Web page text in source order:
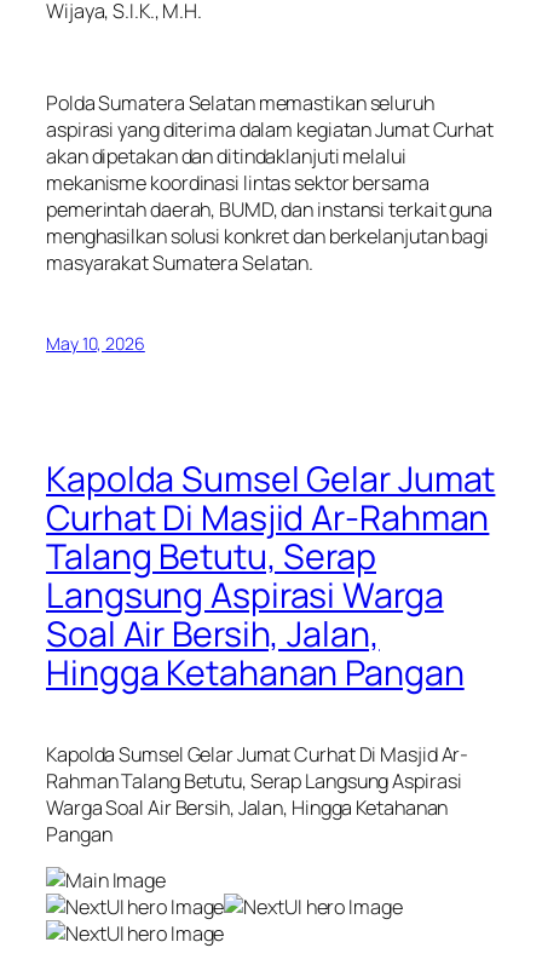
Wijaya, S.I.K., M.H.
Polda Sumatera Selatan memastikan seluruh
aspirasi yang diterima dalam kegiatan Jumat Curhat
akan dipetakan dan ditindaklanjuti melalui
mekanisme koordinasi lintas sektor bersama
pemerintah daerah, BUMD, dan instansi terkait guna
menghasilkan solusi konkret dan berkelanjutan bagi
masyarakat Sumatera Selatan.
May 10, 2026
Kapolda Sumsel Gelar Jumat
Curhat Di Masjid Ar-Rahman
Talang Betutu, Serap
Langsung Aspirasi Warga
Soal Air Bersih, Jalan,
Hingga Ketahanan Pangan
Kapolda Sumsel Gelar Jumat Curhat Di Masjid Ar-
Rahman Talang Betutu, Serap Langsung Aspirasi
Warga Soal Air Bersih, Jalan, Hingga Ketahanan
Pangan